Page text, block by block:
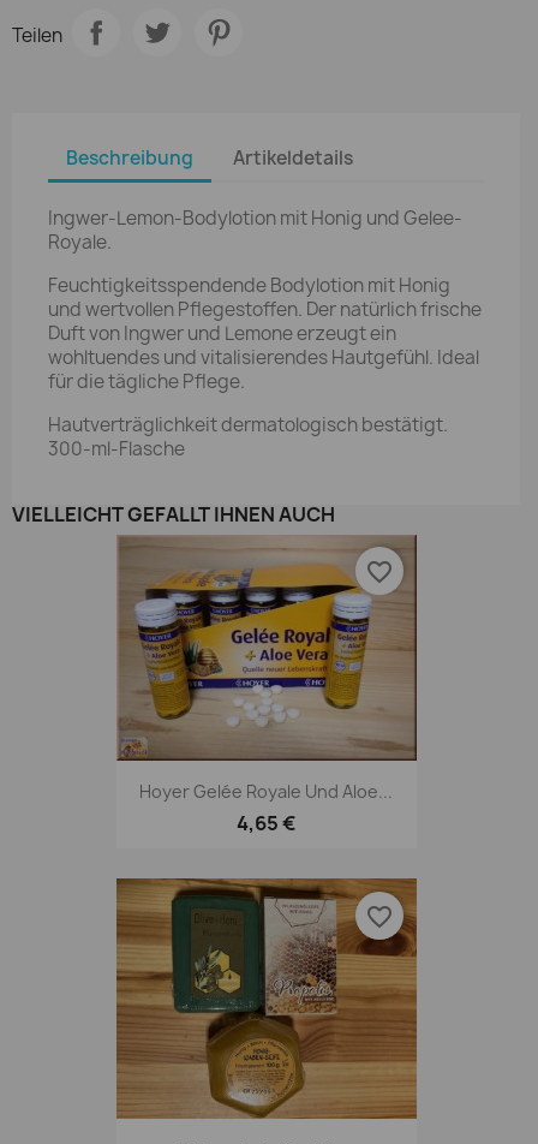
Teilen
Beschreibung Artikeldetails
Ingwer-Lemon-Bodylotion mit Honig und Gelee-
Royale.
Feuchtigkeitsspendende Bodylotion mit Honig
und wertvollen Pflegestoffen. Der natürlich frische
Duft von Ingwer und Lemone erzeugt ein
wohltuendes und vitalisierendes Hautgefühl. Ideal
für die tägliche Pflege.
Hautverträglichkeit dermatologisch bestätigt.
300-ml-Flasche
VIELLEICHT GEFÄLLT IHNEN AUCH
Hoyer Gelée Royale Und Aloe...
4,65 €
favorite_border
favorite_border